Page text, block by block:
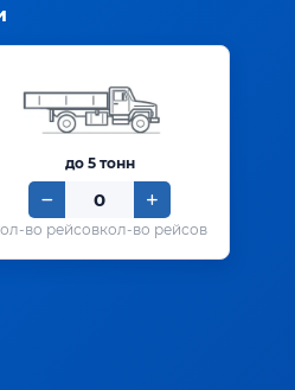
до 5 тонн
кол-во рейсов